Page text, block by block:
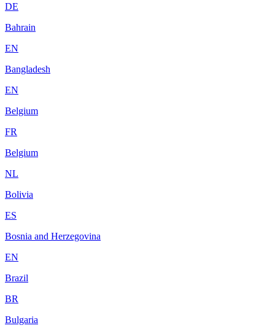
DE
Bahrain
EN
Bangladesh
EN
Belgium
FR
Belgium
NL
Bolivia
ES
Bosnia and Herzegovina
EN
Brazil
BR
Bulgaria